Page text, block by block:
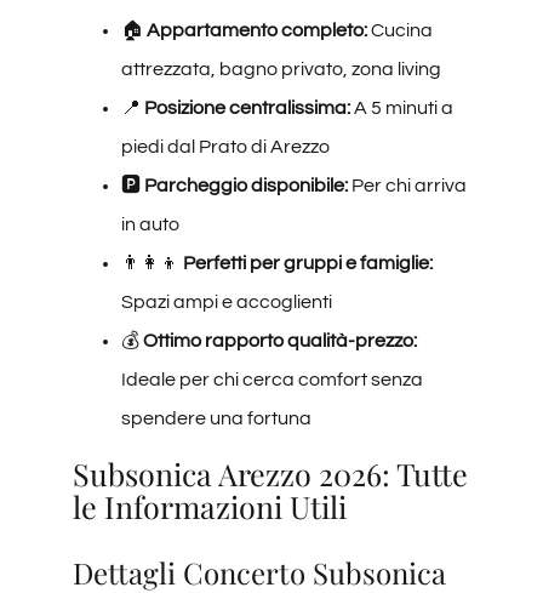
🏠 Appartamento completo:Cucina
attrezzata, bagno privato, zona living
📍 Posizione centralissima:A 5 minuti a
piedi dal Prato di Arezzo
🅿️ Parcheggio disponibile:Per chi arriva
in auto
👨‍👩‍‍👦 Perfetti per gruppi e famiglie:
Spazi ampi e accoglienti
💰Ottimo rapporto qualità-prezzo:
Ideale per chi cerca comfort senza
spendere una fortuna
Subsonica Arezzo 2026: Tutte
le Informazioni Utili
Dettagli Concerto Subsonica